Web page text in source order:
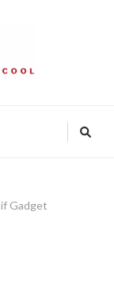
Gadget